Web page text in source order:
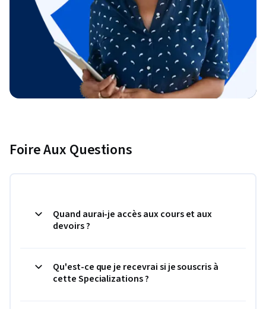
Foire Aux Questions
Quand aurai-je accès aux cours et aux
devoirs ?
Qu'est-ce que je recevrai si je souscris à
cette Specializations ?